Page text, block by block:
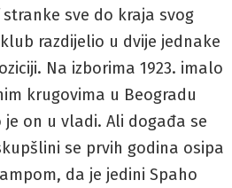
sve do kraja svog
razdijelio u dvije jednake
Na izborima 1923. imalo
krugovima u Beogradu
on u vladi. Ali događa se
se prvih godina osipa
da je jedini Spaho